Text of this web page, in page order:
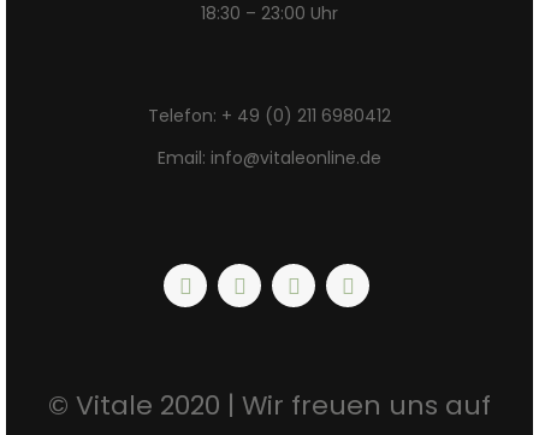
18:30 – 23:00 Uhr
Telefon: + 49 (0) 211 6980412
Email: info@vitaleonline.de
© Vitale 2020 | Wir freuen uns auf